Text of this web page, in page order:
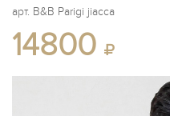
арт. B&B Parigi jiacca
14800